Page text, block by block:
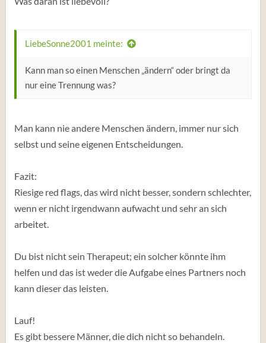
Ich habe keine Luft zum Atem und jedes Gespräch führt
LiebeSonne2001 meinte:
Kann man so einen Menschen „ändern“ oder bringt da
nur eine Trennung was?
Man kann nie andere Menschen ändern, immer nur sich
selbst und seine eigenen Entscheidungen.
Fazit:
Riesige red flags, das wird nicht besser, sondern schlechter,
wenn er nicht irgendwann aufwacht und sehr an sich
arbeitet.
Du bist nicht sein Therapeut; ein solcher könnte ihm
helfen und das ist weder die Aufgabe eines Partners noch
kann dieser das leisten.
Lauf!
Es gibt bessere Männer, die dich nicht so behandeln.